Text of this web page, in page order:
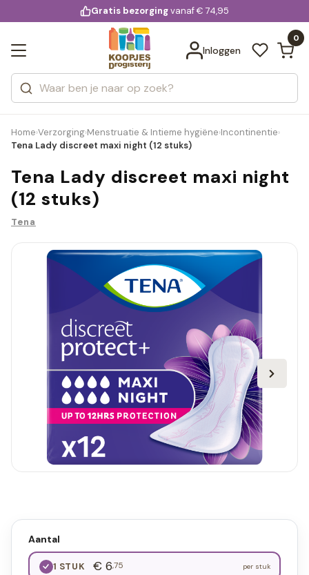
voor 20:00 uur besteld
Gratis bezorgingvanaf € 74,95
Inloggen
0
Zoeken
Categorieën
Merken
Bekijk alle resultaten
Home›Verzorging›Menstruatie & Intieme hygiëne›Incontinentie›
Tena Lady discreet maxi night (12 stuks)
Tena Lady discreet maxi night
(12 stuks)
Tena
Aantal
1 STUK € 6,75 per stuk